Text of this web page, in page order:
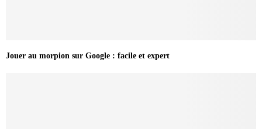
Jouer au morpion sur Google : facile et expert